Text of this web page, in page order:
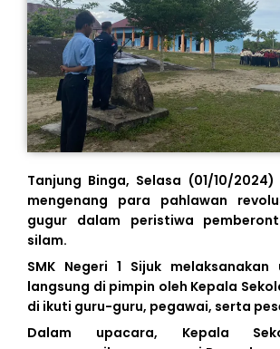
Tanjung Binga, Selasa (01/10/
mengenang para pahlawan
gugur dalam peristiwa
silam.
SMK Negeri 1 Sijuk
langsung di pimpin oleh Kepala
di ikuti guru-guru, pegawai, serta
Dalam upacara, Kepala